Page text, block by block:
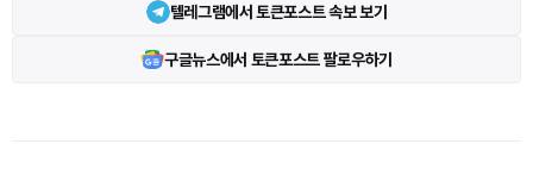
텔레그램에서 토큰포스트 속보 보기
구글뉴스에서 토큰포스트 팔로우하기